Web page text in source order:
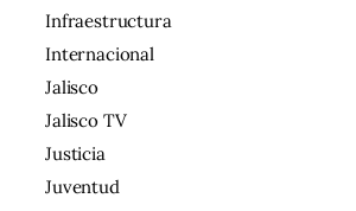
Infraestructura
Internacional
Jalisco
Jalisco TV
Justicia
Juventud